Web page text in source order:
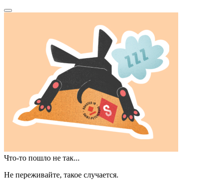
Что-то пошло не так...
Не переживайте, такое случается.